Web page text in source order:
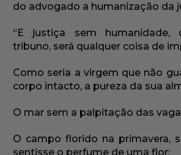
do advogado a humanização da
“E justiça sem humanidade,
tribuno, será qualquer coisa de
Como seria a virgem que não
corpo intacto, a pureza da sua
O mar sem a palpitação das
O campo florido na primavera,
sentisse o perfume de uma flor;